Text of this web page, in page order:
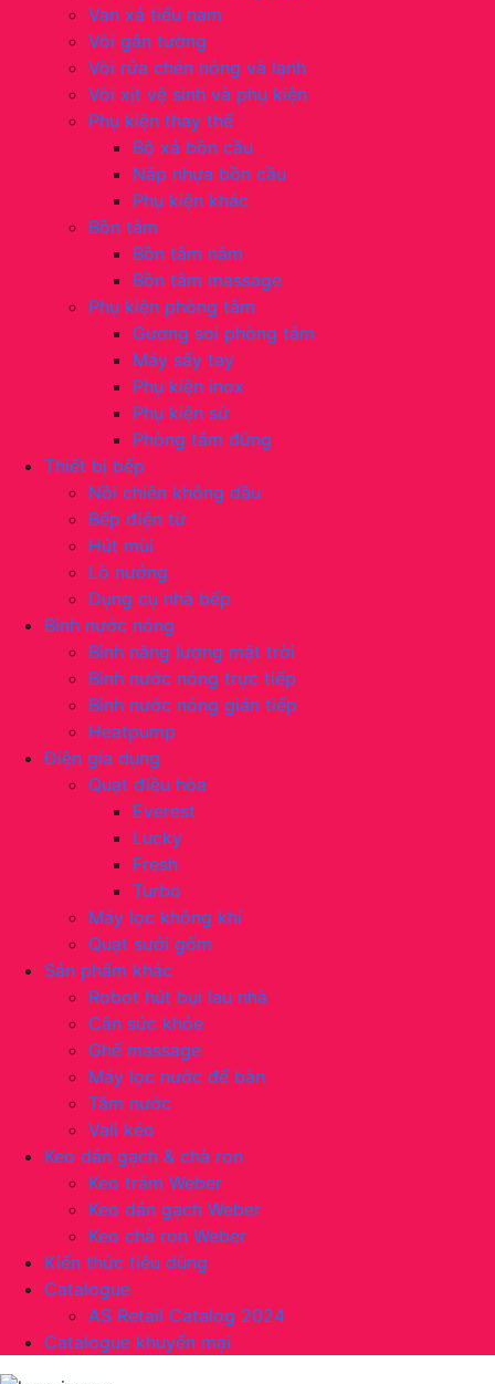
Van xả tiểu nam
Vòi gắn tường
Vòi rửa chén nóng và lạnh
Vòi xịt vệ sinh và phụ kiện
Phụ kiện thay thế
Bộ xả bồn cầu
Nắp nhựa bồn cầu
Phụ kiện khác
Bồn tắm
Bồn tắm nằm
Bồn tắm massage
Phụ kiện phòng tắm
Gương soi phòng tắm
Máy sấy tay
Phụ kiện inox
Phụ kiện sứ
Phòng tắm đứng
Thiết bị bếp
Nồi chiên không dầu
Bếp điện từ
Hút mùi
Lò nướng
Dụng cụ nhà bếp
Bình nước nóng
Bình năng lượng mặt trời
Bình nước nóng trực tiếp
Bình nước nóng gián tiếp
Heatpump
Điện gia dụng
Quạt điều hòa
Everest
Lucky
Fresh
Turbo
Máy lọc không khí
Quạt sưởi gốm
Sản phẩm khác
Robot hút bụi lau nhà
Cân sức khỏe
Ghế massage
Máy lọc nước để bàn
Tăm nước
Vali kéo
Keo dán gạch & chà ron
Keo trám Weber
Keo dán gạch Weber
Keo chà ron Weber
Kiến thức tiêu dùng
Catalogue
AS Retail Catalog 2024
Catalogue khuyến mại